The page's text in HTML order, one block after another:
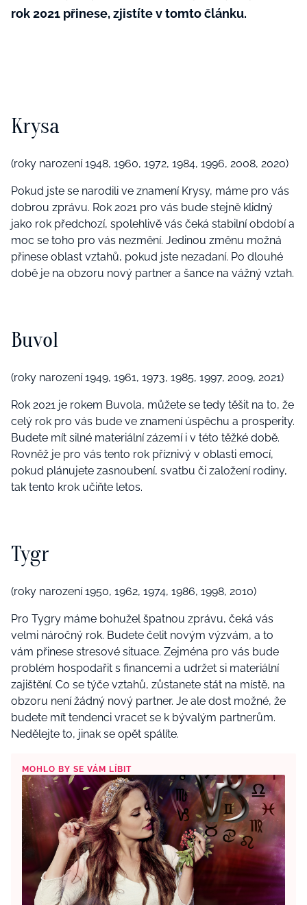
rok 2021 přinese, zjistíte v tomto článku.
Krysa
(roky narození 1948, 1960, 1972, 1984, 1996, 2008, 2020)
Pokud jste se narodili ve znamení Krysy, máme pro vás
dobrou zprávu. Rok 2021 pro vás bude stejně klidný
jako rok předchozí, spolehlivě vás čeká stabilní období a
moc se toho pro vás nezmění. Jedinou změnu možná
přinese oblast vztahů, pokud jste nezadaní. Po dlouhé
době je na obzoru nový partner a šance na vážný vztah.
Buvol
(roky narození 1949, 1961, 1973, 1985, 1997, 2009, 2021)
Rok 2021 je rokem Buvola, můžete se tedy těšit na to, že
celý rok pro vás bude ve znamení úspěchu a prosperity.
Budete mít silné materiální zázemí i v této těžké době.
Rovněž je pro vás tento rok příznivý v oblasti emocí,
pokud plánujete zasnoubení, svatbu či založení rodiny,
tak tento krok učiňte letos.
Tygr
(roky narození 1950, 1962, 1974, 1986, 1998, 2010)
Pro Tygry máme bohužel špatnou zprávu, čeká vás
velmi náročný rok. Budete čelit novým výzvám, a to
vám přinese stresové situace. Zejména pro vás bude
problém hospodařit s financemi a udržet si materiální
zajištění. Co se týče vztahů, zůstanete stát na místě, na
obzoru není žádný nový partner. Je ale dost možné, že
budete mít tendenci vracet se k bývalým partnerům.
Nedělejte to, jinak se opět spálíte.
MOHLO BY SE VÁM LÍBIT